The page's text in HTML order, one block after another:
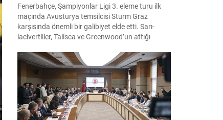
Fenerbahçe, Şampiyonlar Ligi 3. eleme turu ilk
maçında Avusturya temsilcisi Sturm Graz
karşısında önemli bir galibiyet elde etti. Sarı-
lacivertliler, Talisca ve Greenwood’un attığı
öncesi avantaj sağladı. Karşılaşma sonrası
takım yönetimi mücadeleyi değerlendirdi ve
gelecek planlarına dair bilgi verdi. Futboldan
sorumlu yönetici Cihan Kamer,...